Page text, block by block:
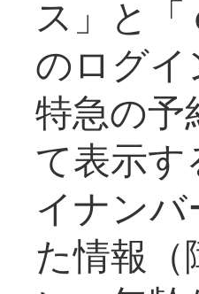
ス」と
のログ
特急の
て表示
イナン
た情報（